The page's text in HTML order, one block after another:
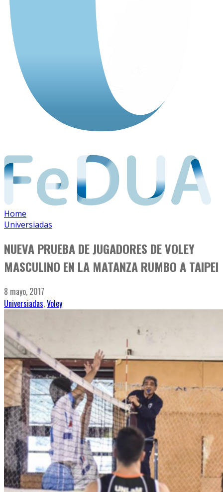
Home
Universiadas
NUEVA PRUEBA DE JUGADORES DE VOLEY
MASCULINO EN LA MATANZA RUMBO A TAIPEI
8 mayo, 2017
Universiadas,Voley